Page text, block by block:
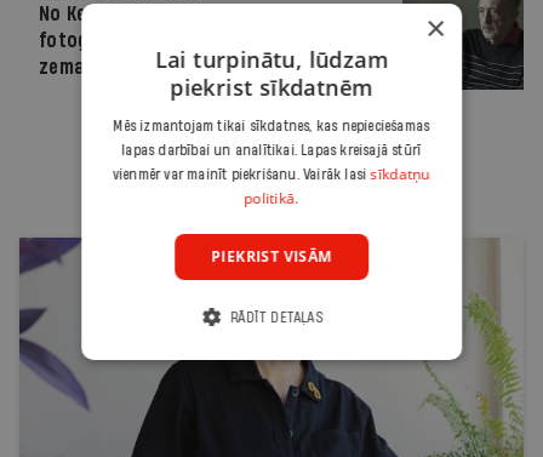
No Keiptaunas līdz Daugavpilij —
fotogrāfa Rodžera Ballena
zemapziņas mīklas
×
Lai turpinātu, lūdzam
piekrist sīkdatnēm
Mēs izmantojam tikai sīkdatnes, kas nepieciešamas
lapas darbībai un analītikai. Lapas kreisajā stūrī
vienmēr var mainīt piekrišanu. Vairāk lasisīkdatņu
politikā.
PIEKRIST VISĀM
RĀDĪT DETAĻAS